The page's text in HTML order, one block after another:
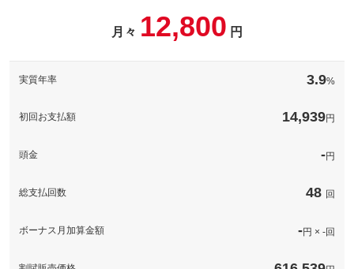
月々 12,800 円
実質年率 3.9%
初回お支払額 14,939円
頭金 -円
総支払回数 48 回
ボーナス月加算金額 -円 × -回